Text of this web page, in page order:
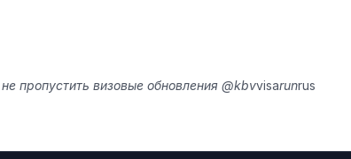
пропустить визовые обновления @kbvvisarunrus